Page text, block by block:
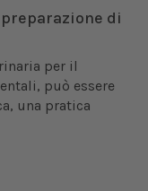
di
per il
può essere
una pratica